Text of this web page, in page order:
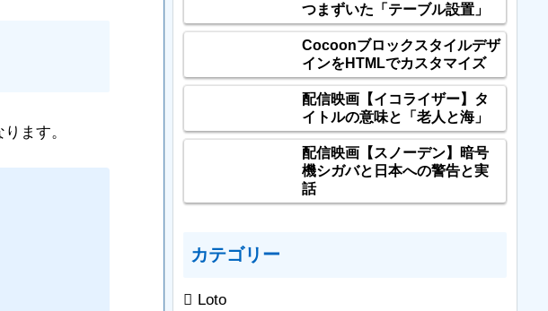
ます。
つまずいた「テーブル設置」
Cocoonブロックスタイルデザ
インをHTMLでカスタマイズ
配信映画【イコライザー】タ
イトルの意味と「老人と海」
配信映画【スノーデン】暗号
機シガバと日本への警告と実
話
カテゴリー
Loto